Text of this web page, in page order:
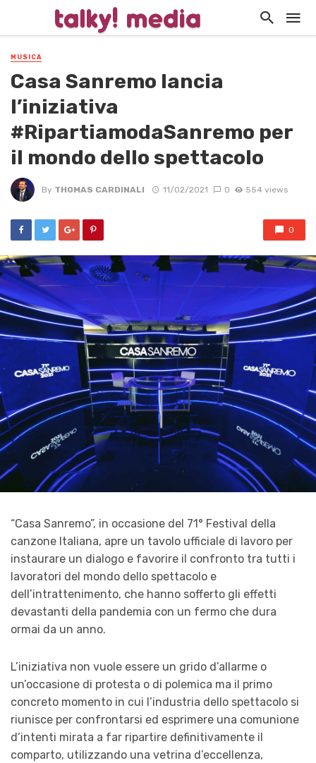
MUSICA
Casa Sanremo lancia
l’iniziativa
#RipartiamodaSanremo per
il mondo dello spettacolo
By THOMAS CARDINALI 11/02/2021 0 554 views
0
“Casa Sanremo”, in occasione del 71° Festival della
canzone Italiana, apre un tavolo ufficiale di lavoro per
instaurare un dialogo e favorire il confronto tra tutti i
lavoratori del mondo dello spettacolo e
dell’intrattenimento, che hanno sofferto gli effetti
devastanti della pandemia con un fermo che dura
ormai da un anno.
L’iniziativa non vuole essere un grido d’allarme o
un’occasione di protesta o di polemica ma il primo
concreto momento in cui l’industria dello spettacolo si
riunisce per confrontarsi ed esprimere una comunione
d’intenti mirata a far ripartire definitivamente il
comparto, utilizzando una vetrina d’eccellenza,